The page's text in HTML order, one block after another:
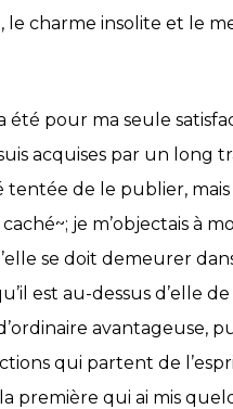
le charme insolite et le
été pour ma seule
acquises par un long
de le publier, mais
je m’objectais à
se doit demeurer
est au-dessus d’elle
avantageuse,
qui partent de
première qui ai mis